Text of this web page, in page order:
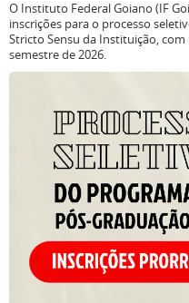
O Instituto Federal Goiano (IF
inscrições para o processo
Stricto Sensu da Instituição,
semestre de 2026.